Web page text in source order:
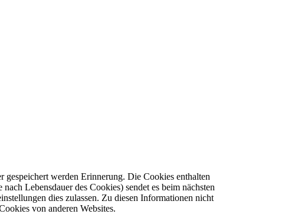
werden Erinnerung. Die Cookies enthalten
Lebensdauer des Cookies) sendet es beim nächsten
dies zulassen. Zu diesen Informationen nicht
von anderen Websites.